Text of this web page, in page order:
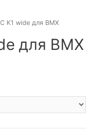
K1 wide для BMX
для BMX